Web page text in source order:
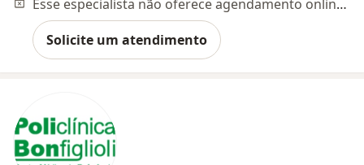
Esse especialista não oferece agendamento online para esse endereço.
Solicite um atendimento